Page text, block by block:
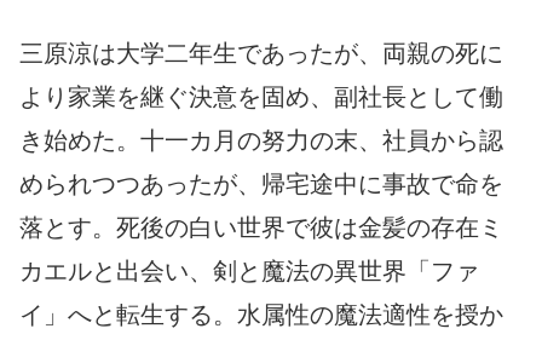
三原涼は大学二年生であったが、両親の死に
より家業を継ぐ決意を固め、副社長として働
き始めた。十一カ月の努力の末、社員から認
められつつあったが、帰宅途中に事故で命を
落とす。死後の白い世界で彼は金髪の存在ミ
カエルと出会い、剣と魔法の異世界「ファ
イ」へと転生する。水属性の魔法適性を授か